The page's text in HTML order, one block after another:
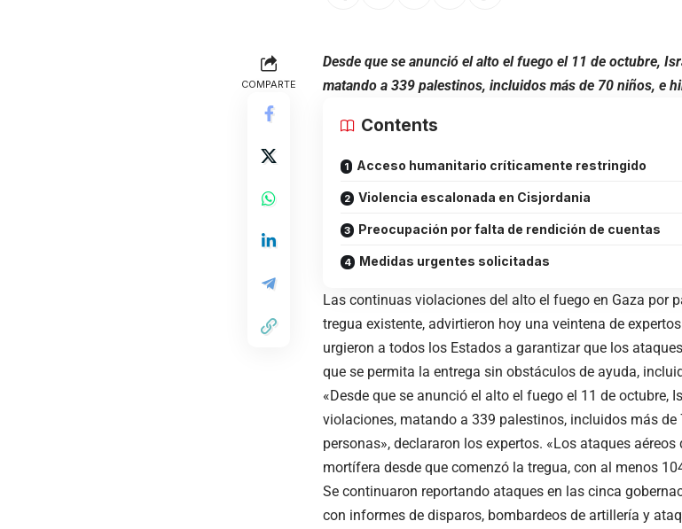
COMPARTE
Desde que se anunció el alto el fuego el 11 de octubre,
matando a 339 palestinos, incluidos más de 70 niños, e
Contents
Acceso humanitario críticamente restringido
Violencia escalonada en Cisjordania
Preocupación por falta de rendición de cuentas
Medidas urgentes solicitadas
Las continuas violaciones del alto el fuego en Gaza por
tregua existente, advirtieron hoy una veintena de
urgieron a todos los Estados a garantizar que los
que se permita la entrega sin obstáculos de ayuda,
«Desde que se anunció el alto el fuego el 11 de octubre,
violaciones, matando a 339 palestinos, incluidos más de
personas», declararon los expertos. «Los ataques
mortífera desde que comenzó la tregua, con al menos
Se continuaron reportando ataques en las cinca
con informes de disparos, bombardeos de artillería y